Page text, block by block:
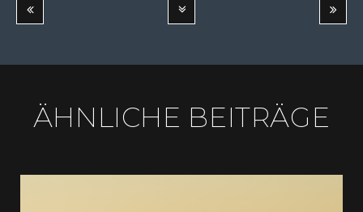
ÄHNLICHE BEITRÄGE